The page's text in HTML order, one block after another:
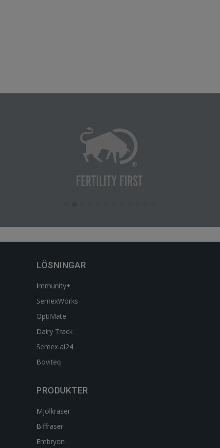
LÖSNINGAR
Immunity+
SemexWorks
OptiMate
Dairy Track
Semex ai24
Boviteq
PRODUKTER
Mjölkraser
Biffraser
Embryon